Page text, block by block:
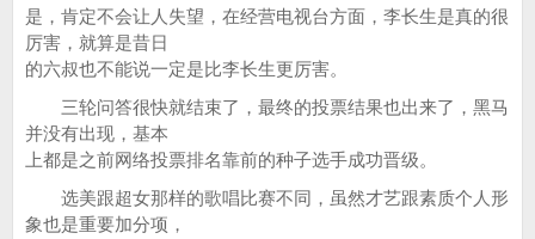
是，肯定不会让人失望，在经营电视台方面，李长生是真的很
厉害，就算是昔日
的六叔也不能说一定是比李长生更厉害。
三轮问答很快就结束了，最终的投票结果也出来了，黑马
并没有出现，基本
上都是之前网络投票排名靠前的种子选手成功晋级。
选美跟超女那样的歌唱比赛不同，虽然才艺跟素质个人形
象也是重要加分项，